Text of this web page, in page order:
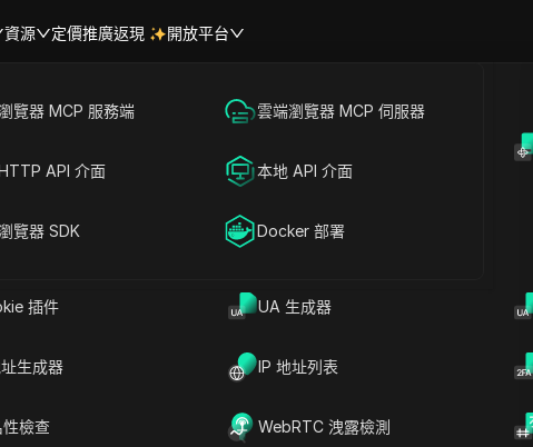
海外社媒營銷
廣告投放
帳號共享
資源
插件 UA 生成器
生成器 IP 地址列表
性檢查 WebRTC 洩露檢測
定價推廣返現 開放平台
覽器 MCP 服務端 雲端瀏覽器 MCP 伺服器
API 介面 本地 API 介面
覽器 SDK Docker 部署
被停用 180 天：該怎麼做、
何在 2026 年避免
數情況下，Instagram 偵